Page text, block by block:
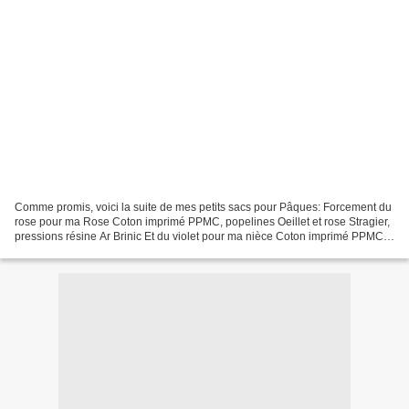
Comme promis, voici la suite de mes petits sacs pour Pâques: Forcement du
rose pour ma Rose Coton imprimé PPMC, popelines Oeillet et rose Stragier,
pressions résine Ar Brinic Et du violet pour ma nièce Coton imprimé PPMC,